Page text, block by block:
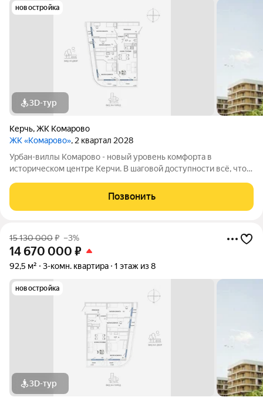
новостройка
3D-тур
Керчь,ЖК Комарово
ЖК «Комарово», 2 квартал 2028
Урбан-виллы Комарово - новый уровень комфорта в
историческом центре Керчи. В шаговой доступности всё, что
благодаря обилию парковых зон. Прямо под окнами самый
большой ландшафтный парк в
Позвонить
15 130 000₽ –3%
14 670 000 ₽
92,5 м² 3-комн. квартира 1 этаж из 8
новостройка
3D-тур